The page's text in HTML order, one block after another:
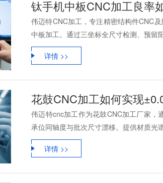
伟迈特CNC加工，专注精密结构件CNC
中板加工。通过三坐标全尺寸检测、预留
详情 >>
花鼓CNC加工如何实现
伟迈特cnc加工作为花鼓CNC加工厂家，
承位同轴度与批次尺寸漂移。提供材质光
详情 >>